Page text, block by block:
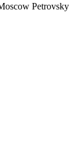
Petrovsky